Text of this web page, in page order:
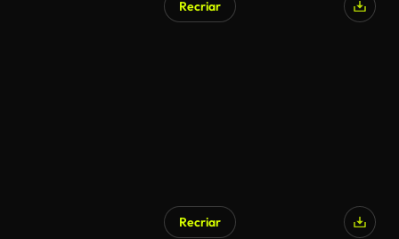
Recriar
Recriar